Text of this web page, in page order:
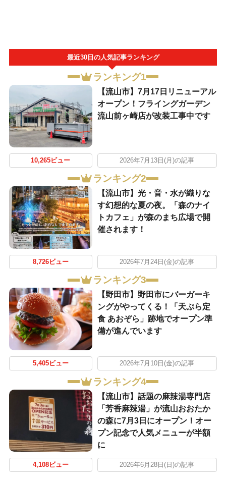
最近30日の人気記事ランキング
ランキング1
【流山市】7月17日リニューアル
オープン！フライングガーデン
流山前ヶ崎店が改装工事中です
10,265ビュー 2026年7月13日(月)の記事
ランキング2
【流山市】光・音・水が織りな
す幻想的な夏の夜。「森のナイ
トカフェ」が森のまち広場で開
催されます！
8,726ビュー 2026年7月24日(金)の記事
ランキング3
【野田市】野田市にバーガーキ
ングがやってくる！「天ぷら定
食 あおぞら」跡地でオープン準
備が進んでいます
5,405ビュー 2026年7月10日(金)の記事
ランキング4
【流山市】話題の麻辣湯専門店
「芳香麻辣湯」が流山おおたか
の森に7月3日にオープン！オー
プン記念で人気メニューが半額
に
4,108ビュー 2026年6月28日(日)の記事